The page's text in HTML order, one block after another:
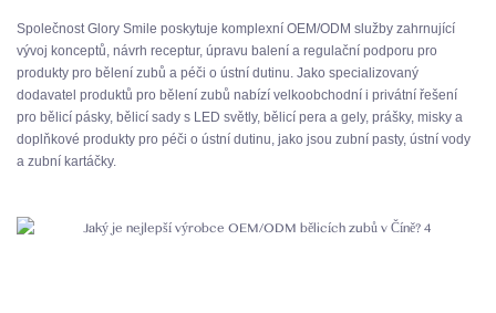
Společnost Glory Smile poskytuje komplexní OEM/ODM služby zahrnující
vývoj konceptů, návrh receptur, úpravu balení a regulační podporu pro
produkty pro bělení zubů a péči o ústní dutinu. Jako specializovaný
dodavatel produktů pro bělení zubů nabízí velkoobchodní i privátní řešení
pro bělicí pásky, bělicí sady s LED světly, bělicí pera a gely, prášky, misky a
doplňkové produkty pro péči o ústní dutinu, jako jsou zubní pasty, ústní vody
a zubní kartáčky.